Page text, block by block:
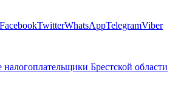
FacebookTwitterWhatsAppTelegramViber
Брестской области